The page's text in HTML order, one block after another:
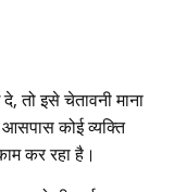
तो इसे चेतावनी माना
कोई व्यक्ति
कर रहा है।